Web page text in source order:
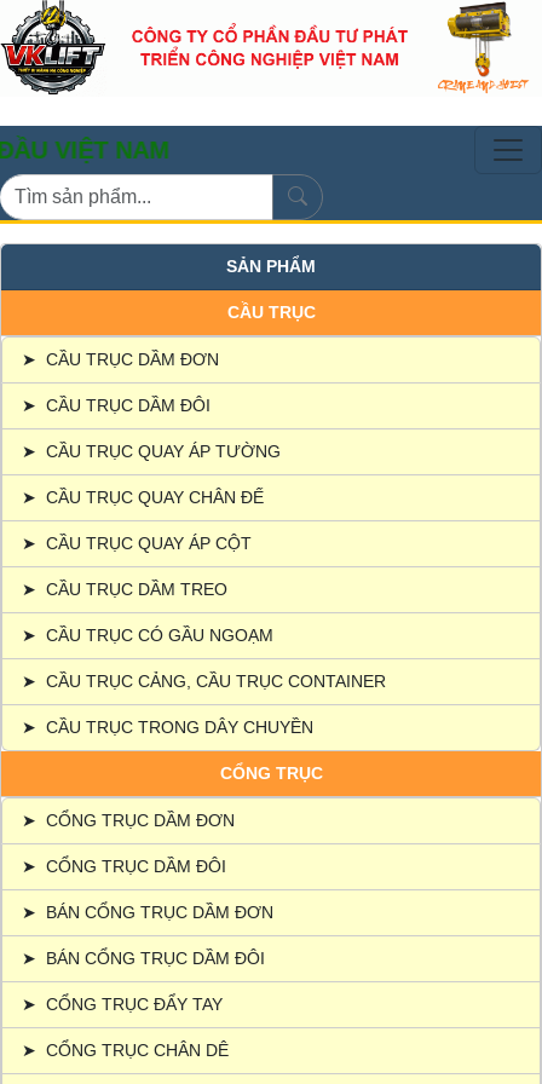
NAM
SẢN PHẨM
CẦU TRỤC
➤ CẦU TRỤC DẦM ĐƠN
➤ CẦU TRỤC DẦM ĐÔI
➤ CẦU TRỤC QUAY ÁP TƯỜNG
➤ CẦU TRỤC QUAY CHÂN ĐẾ
➤ CẦU TRỤC QUAY ÁP CỘT
➤ CẦU TRỤC DẦM TREO
➤ CẦU TRỤC CÓ GẦU NGOẠM
➤ CẦU TRỤC CẢNG, CẦU TRỤC CONTAINER
➤ CẦU TRỤC TRONG DÂY CHUYỀN
CỔNG TRỤC
➤ CỔNG TRỤC DẦM ĐƠN
➤ CỔNG TRỤC DẦM ĐÔI
➤ BÁN CỔNG TRỤC DẦM ĐƠN
➤ BÁN CỔNG TRỤC DẦM ĐÔI
➤ CỔNG TRỤC ĐẨY TAY
➤ CỔNG TRỤC CHÂN DÊ